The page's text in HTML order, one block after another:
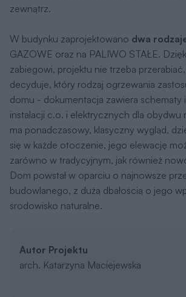
zewnątrz.
W budynku zaprojektowano dwa
GAZOWE oraz na PALIWO STAŁE.
zabiegowi, projektu nie trzeba
decyduje, który rodzaj ogrzewania
domu - dokumentacja zawiera schematy
instalacji c.o. i elektrycznych dla obydwu
ma ponadczasowy, klasyczny wygląd,
się w każde otoczenie, jego elewację
zarówno w tradycyjnym, jak również
Dom powstał w oparciu o najnowsze
budowlanego, z dużą dbałością o jego
środowisko naturalne.
Autor Projektu
arch. Katarzyna Maciejewska